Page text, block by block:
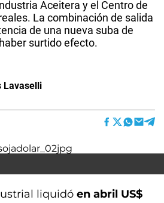
Aceitera y el Centro de
La combinación de salida
de una nueva suba de
surtido efecto.
Lavaselli
liquidó en abril US$